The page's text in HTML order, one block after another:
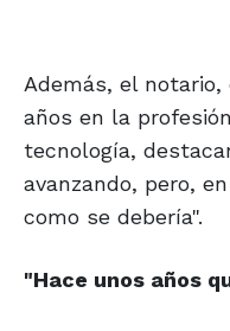
Además, el
años en la
tecnología,
avanzando, pero,
como se debería".
"Hace unos años